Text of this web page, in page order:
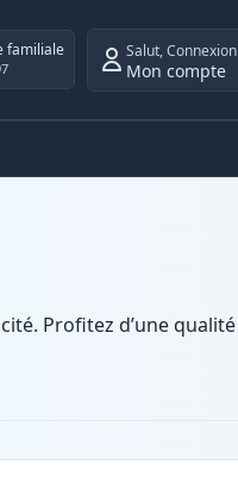
familiale Salut,Connexion
Mon compte
Profitez d’une qualité